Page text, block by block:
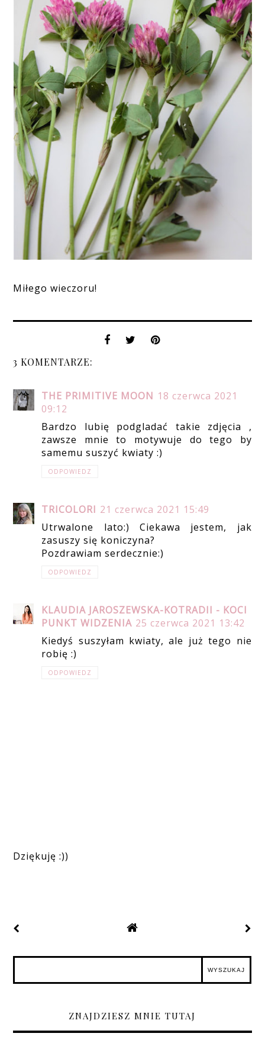
Miłego wieczoru!
3 KOMENTARZE:
THE PRIMITIVE MOON 18 czerwca 2021
09:12
Bardzo lubię podgladać takie zdjęcia ,
zawsze mnie to motywuje do tego by
samemu suszyć kwiaty :)
ODPOWIEDZ
TRICOLORI 21 czerwca 2021 15:49
Utrwalone lato:) Ciekawa jestem, jak
zasuszy się koniczyna?
Pozdrawiam serdecznie:)
ODPOWIEDZ
KLAUDIA JAROSZEWSKA-KOTRADII - KOCI
PUNKT WIDZENIA 25 czerwca 2021 13:42
Kiedyś suszyłam kwiaty, ale już tego nie
robię :)
ODPOWIEDZ
Dziękuję :))
ZNAJDZIESZ MNIE TUTAJ